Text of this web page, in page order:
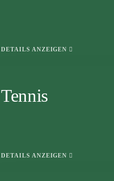
DETAILS ANZEIGEN
Tennis
DETAILS ANZEIGEN